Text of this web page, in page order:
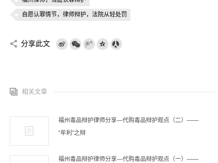
自愿认罪情节，律师辩护，法院从轻处罚
分享此文
相关文章
福州毒品辩护律师分享—代购毒品辩护观点（二）——
“牟利”之辩
福州毒品辩护律师分享—代购毒品辩护观点（一）——